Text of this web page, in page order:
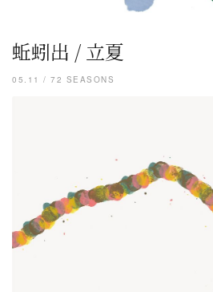
蚯蚓出 / 立夏
05.11 / 72 SEASONS